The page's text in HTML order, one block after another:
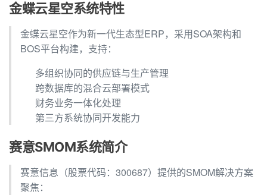
金蝶云星空系统特性
金蝶云星空作为新一代生态型ERP，采用SOA架构和
BOS平台构建，支持：
多组织协同的供应链与生产管理
跨数据库的混合云部署模式
财务业务一体化处理
第三方系统协同开发能力
赛意SMOM系统简介
赛意信息（股票代码：300687）提供的SMOM解决方案
聚焦：